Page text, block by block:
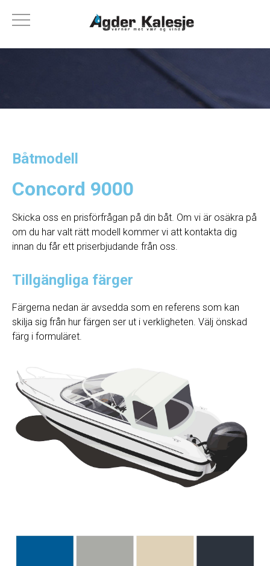
Båtmodell
Concord 9000
Skicka oss en prisförfrågan på din båt. Om vi ​​är osäkra på
om du har valt rätt modell kommer vi att kontakta dig
innan du får ett priserbjudande från oss.
Tillgängliga färger
Färgerna nedan är avsedda som en referens som kan
skilja sig från hur färgen ser ut i verkligheten. Välj önskad
färg i formuläret.